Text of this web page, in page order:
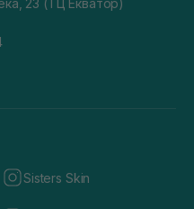
23 (ТЦ Екватор)
Sisters Skin